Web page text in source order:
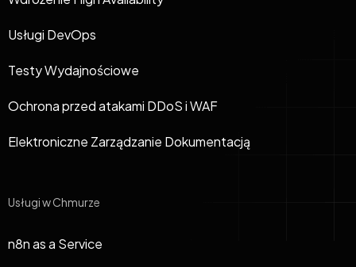
Usługi DevOps
Testy Wydajnościowe
Ochrona przed atakami DDoS i WAF
Elektroniczne Zarządzanie Dokumentacją
Usługi w Chmurze
n8n as a Service